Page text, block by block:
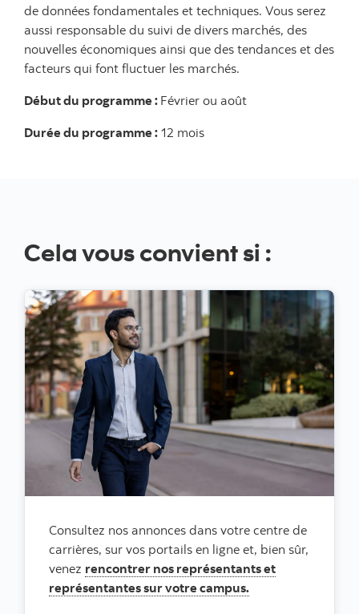
de données fondamentales et techniques. Vous serez
aussi responsable du suivi de divers marchés, des
nouvelles économiques ainsi que des tendances et des
facteurs qui font fluctuer les marchés.
Début du programme : Février ou août
Durée du programme : 12 mois
Cela vous convient si :
Consultez nos annonces dans votre centre de
carrières, sur vos portails en ligne et, bien sûr,
venez rencontrer nos représentants et
représentantes sur votre campus.